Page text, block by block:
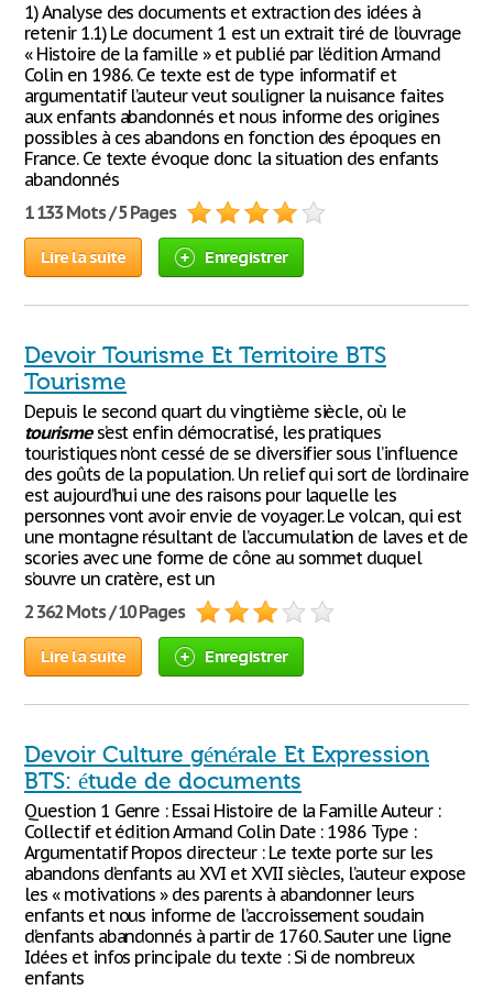
1) Analyse des documents et extraction des idées à
retenir 1.1) Le document 1 est un extrait tiré de l’ouvrage
« Histoire de la famille » et publié par l’édition Armand
Colin en 1986. Ce texte est de type informatif et
argumentatif l’auteur veut souligner la nuisance faites
aux enfants abandonnés et nous informe des origines
possibles à ces abandons en fonction des époques en
France. Ce texte évoque donc la situation des enfants
abandonnés
1 133 Mots / 5 Pages
Lire la suite Enregistrer
Devoir Tourisme Et Territoire BTS
Tourisme
Depuis le second quart du vingtième siècle, où le
tourismes’est enfin démocratisé, les pratiques
touristiques n’ont cessé de se diversifier sous l’influence
des goûts de la population. Un relief qui sort de l’ordinaire
est aujourd’hui une des raisons pour laquelle les
personnes vont avoir envie de voyager. Le volcan, qui est
une montagne résultant de l’accumulation de laves et de
scories avec une forme de cône au sommet duquel
s’ouvre un cratère, est un
2 362 Mots / 10 Pages
Lire la suite Enregistrer
Devoir Culture générale Et Expression
BTS: étude de documents
Question 1 Genre : Essai Histoire de la Famille Auteur :
Collectif et édition Armand Colin Date : 1986 Type :
Argumentatif Propos directeur : Le texte porte sur les
abandons d’enfants au XVI et XVII siècles, l’auteur expose
les « motivations » des parents à abandonner leurs
enfants et nous informe de l’accroissement soudain
d’enfants abandonnés à partir de 1760. Sauter une ligne
Idées et infos principale du texte : Si de nombreux
enfants